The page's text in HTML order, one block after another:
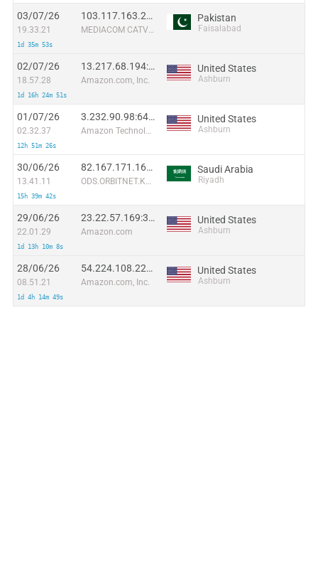
03/07/26
19.33.21
1d 35m 53s
103.117.163.205:23763
MEDIACOM CATV (PVT.) LIMITED
Pakistan
Faisalabad
02/07/26
18.57.28
1d 16h 24m 51s
13.217.68.194:7011
Amazon.com, Inc.
United States
Ashburn
01/07/26
02.32.37
12h 51m 26s
3.232.90.98:6453
Amazon Technologies Inc.
United States
Ashburn
30/06/26
13.41.11
15h 39m 42s
82.167.171.169:23338
ODS.ORBITNET.KSA-DAMMAM
Saudi Arabia
Riyadh
29/06/26
22.01.29
1d 13h 10m 8s
23.22.57.169:33977
Amazon.com
United States
Ashburn
28/06/26
08.51.21
1d 4h 14m 49s
54.224.108.228:48341
Amazon.com, Inc.
United States
Ashburn